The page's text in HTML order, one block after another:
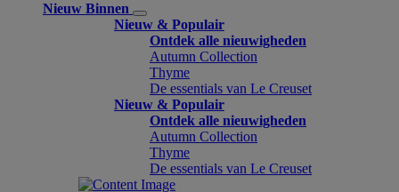
Nieuw Binnen
Nieuw & Populair
Ontdek alle nieuwigheden
Autumn Collection
Thyme
De essentials van Le Creuset
Nieuw & Populair
Ontdek alle nieuwigheden
Autumn Collection
Thyme
De essentials van Le Creuset